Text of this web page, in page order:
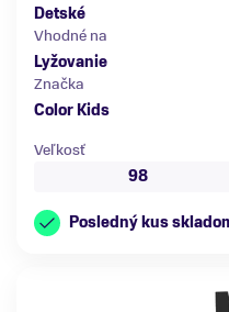
Detské
Vhodné na
Lyžovanie
Značka
Color Kids
Veľkosť
98
Posledný kus